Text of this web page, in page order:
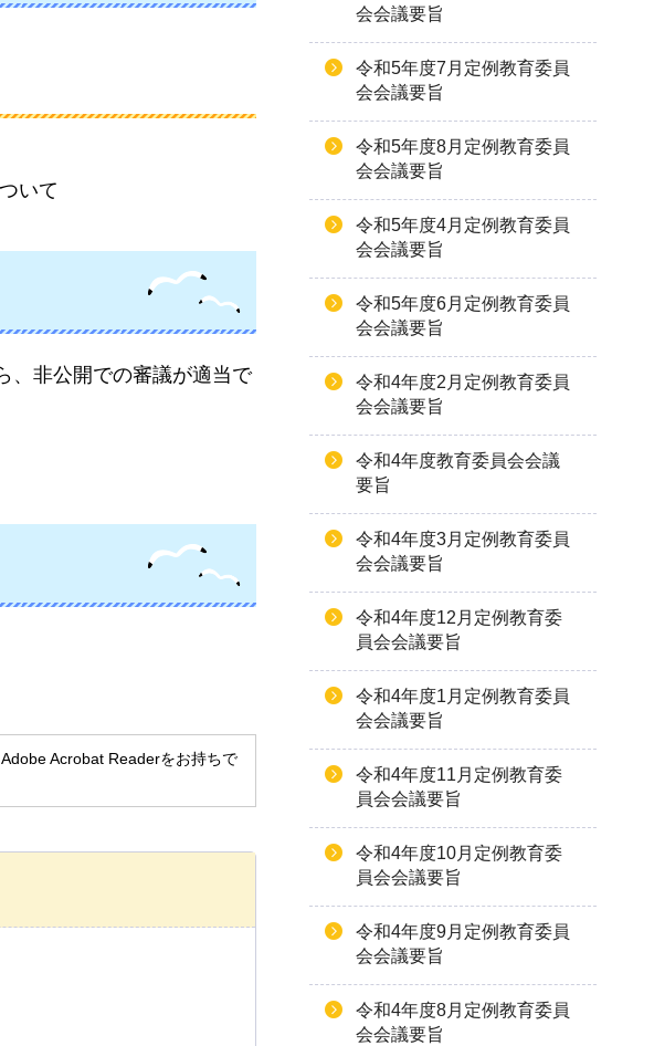
いて
、非公開での審議が適当で
Acrobat Readerをお持ちで
会会議要旨
令和5年度7月定例教育委員
会会議要旨
令和5年度8月定例教育委員
会会議要旨
令和5年度4月定例教育委員
会会議要旨
令和5年度6月定例教育委員
会会議要旨
令和4年度2月定例教育委員
会会議要旨
令和4年度教育委員会会議
要旨
令和4年度3月定例教育委員
会会議要旨
令和4年度12月定例教育委
員会会議要旨
令和4年度1月定例教育委員
会会議要旨
令和4年度11月定例教育委
員会会議要旨
令和4年度10月定例教育委
員会会議要旨
令和4年度9月定例教育委員
会会議要旨
令和4年度8月定例教育委員
会会議要旨